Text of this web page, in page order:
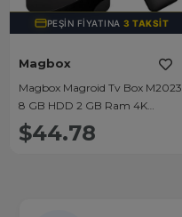
PEŞIN FIYATINA3 TAKSIT
Magbox
Magbox Magroid Tv Box M2023
8 GB HDD 2 GB Ram 4K
(Android 10)
$44.78